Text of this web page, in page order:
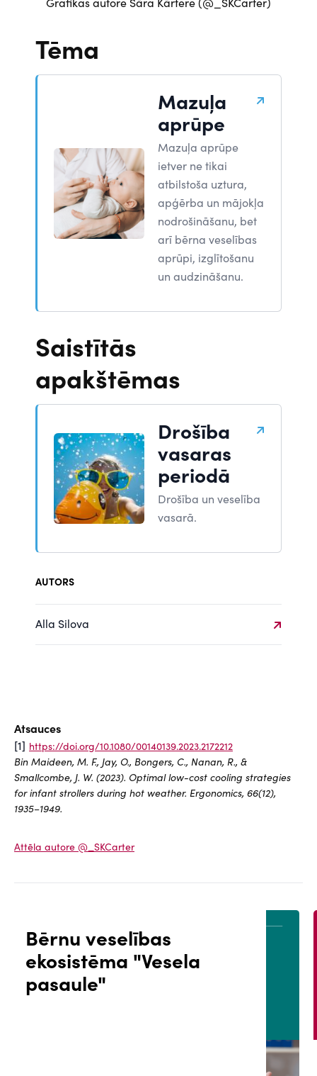
Tēma
Mazuļa
aprūpe
Mazuļa aprūpe
ietver ne tikai
atbilstoša uztura,
apģērba un mājokļa
nodrošināšanu, bet
arī bērna veselības
aprūpi, izglītošanu
un audzināšanu.
Saistītās
apakštēmas
Drošība
vasaras
periodā
Drošība un veselība
vasarā.
AUTORS
Alla Silova
Atsauces
[1] https://doi.org/10.1080/00140139.2023.2172212
Bin Maideen, M. F., Jay, O., Bongers, C., Nanan, R., &
Smallcombe, J. W. (2023). Optimal low-cost cooling strategies
for infant strollers during hot weather. Ergonomics, 66(12),
1935–1949.
Attēla autore @_SKCarter
Bērnu veselības
ekosistēma "Vesela
pasaule"
PACIENTA PORTĀLS